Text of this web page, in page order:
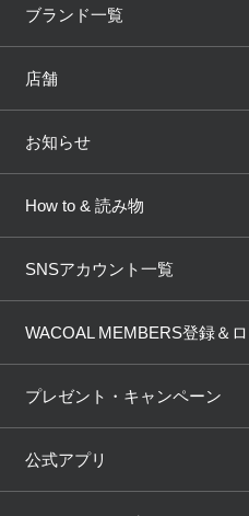
アイテム
トピックス
ブランド一覧
WACOAL
AMPHI
OUR WACOAL
WACOAL Remamma
Licensed Brands
店舗
店舗を探す
ブラ無料診断
3Dボディスキャン
お知らせ
新着情報
商品回収
ニュース＆トピックス
How to & 読み物
下着の基礎知識
ブラパン
大人の工場見学inベトナム
SNSアカウント一覧
WACOAL MEMBERS登録＆
プレゼント・キャンペーン
公式アプリ